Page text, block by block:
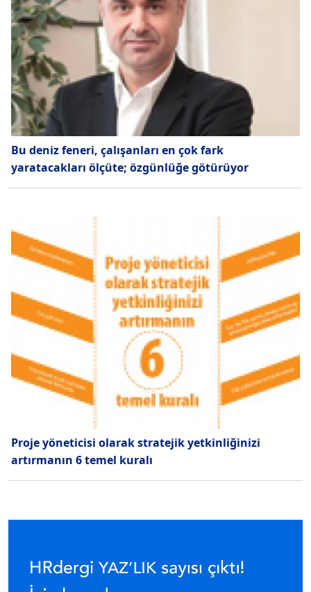
Bu deniz feneri, çalışanları en çok fark
yaratacakları ölçüte; özgünlüğe götürüyor
Proje yöneticisi olarak stratejik yetkinliğinizi
artırmanın 6 temel kuralı